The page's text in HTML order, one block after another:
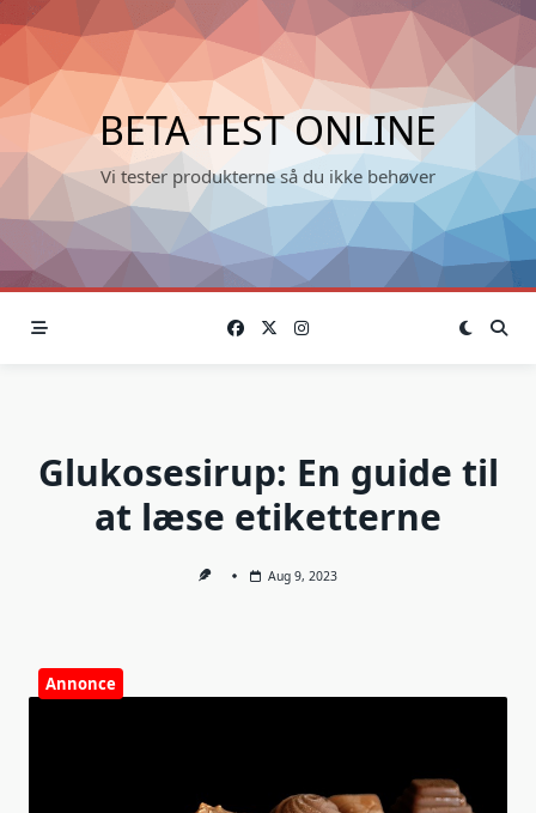
Skip
to
content
BETA TEST ONLINE
Vi tester produkterne så du ikke behøver
Glukosesirup: En guide til
at læse etiketterne
Aug 9, 2023
Annonce